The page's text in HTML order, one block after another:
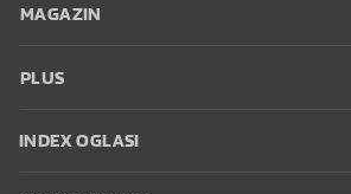
MAGAZIN
PLUS
INDEX OGLASI